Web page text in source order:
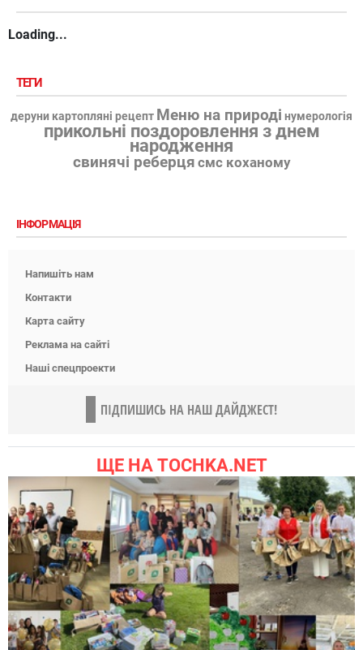
Loading...
ТЕГИ
деруни картопляні рецепт Меню на природі нумерологія
прикольні поздоровлення з днем
народження
свинячі реберця смс коханому
ІНФОРМАЦІЯ
Напишіть нам
Контакти
Карта сайту
Реклама на сайті
Наші спецпроекти
ПІДПИШИСЬ НА НАШ ДАЙДЖЕСТ!
ЩЕ НА TOCHKA.NET